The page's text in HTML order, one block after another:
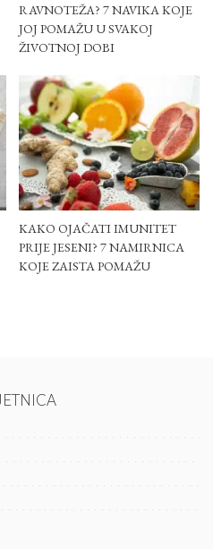
RAVNOTEŽA? 7 NAVIKA KOJE
JOJ POMAŽU U SVAKOJ
ŽIVOTNOJ DOBI
KAKO OJAČATI IMUNITET
PRIJE JESENI? 7 NAMIRNICA
KOJE ZAISTA POMAŽU